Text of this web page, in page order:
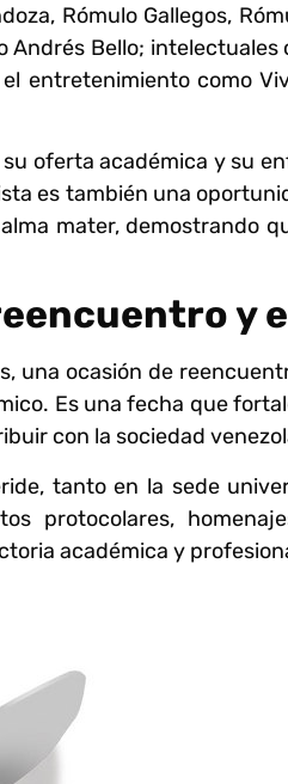
Rómulo Gallegos,
Bello;
entretenimiento como
oferta académica y su
es también una
mater, demostrando
y
una ocasión de
Es una fecha que
con la sociedad
tanto en la sede
protocolares,
académica y